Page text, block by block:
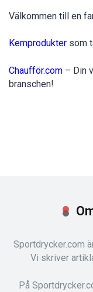
Välkommen till en
Kemprodukter som
Chaufför.com – Din
branschen!
Sportdrycker.com
Vi skriver
På